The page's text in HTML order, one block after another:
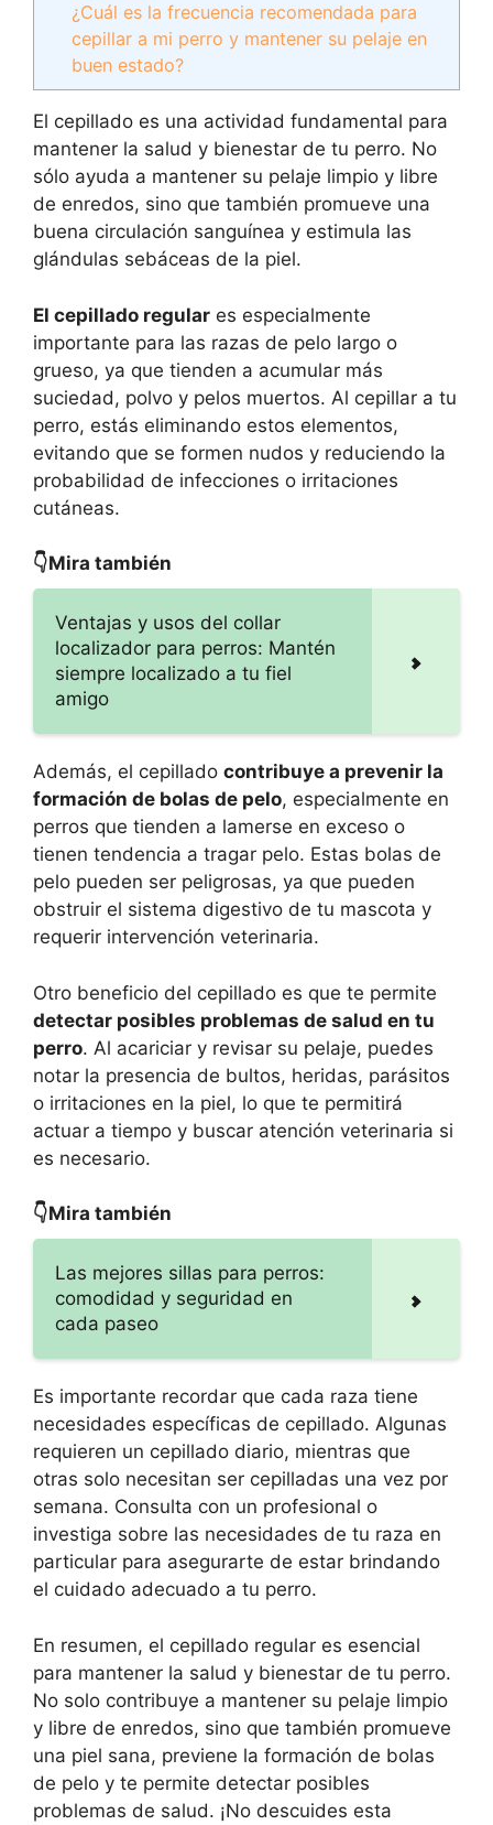
¿Cuál es la frecuencia recomendada para
cepillar a mi perro y mantener su pelaje en
buen estado?
El cepillado es una actividad fundamental para
mantener la salud y bienestar de tu perro. No
sólo ayuda a mantener su pelaje limpio y libre
de enredos, sino que también promueve una
buena circulación sanguínea y estimula las
glándulas sebáceas de la piel.
El cepillado regular es especialmente
importante para las razas de pelo largo o
grueso, ya que tienden a acumular más
suciedad, polvo y pelos muertos. Al cepillar a tu
perro, estás eliminando estos elementos,
evitando que se formen nudos y reduciendo la
probabilidad de infecciones o irritaciones
cutáneas.
👇Mira también
Ventajas y usos del collar
localizador para perros: Mantén
siempre localizado a tu fiel
amigo
Además, el cepillado contribuye a prevenir la
formación de bolas de pelo, especialmente en
perros que tienden a lamerse en exceso o
tienen tendencia a tragar pelo. Estas bolas de
pelo pueden ser peligrosas, ya que pueden
obstruir el sistema digestivo de tu mascota y
requerir intervención veterinaria.
Otro beneficio del cepillado es que te permite
detectar posibles problemas de salud en tu
perro. Al acariciar y revisar su pelaje, puedes
notar la presencia de bultos, heridas, parásitos
o irritaciones en la piel, lo que te permitirá
actuar a tiempo y buscar atención veterinaria si
es necesario.
👇Mira también
Las mejores sillas para perros:
comodidad y seguridad en
cada paseo
Es importante recordar que cada raza tiene
necesidades específicas de cepillado. Algunas
requieren un cepillado diario, mientras que
otras solo necesitan ser cepilladas una vez por
semana. Consulta con un profesional o
investiga sobre las necesidades de tu raza en
particular para asegurarte de estar brindando
el cuidado adecuado a tu perro.
En resumen, el cepillado regular es esencial
para mantener la salud y bienestar de tu perro.
No solo contribuye a mantener su pelaje limpio
y libre de enredos, sino que también promueve
una piel sana, previene la formación de bolas
de pelo y te permite detectar posibles
problemas de salud. ¡No descuides esta